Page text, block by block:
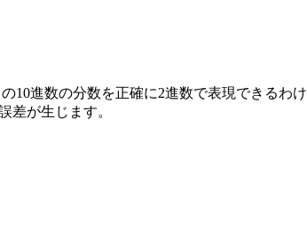
進数の分数を正確に2進数で表現できるわ
差が生じます。